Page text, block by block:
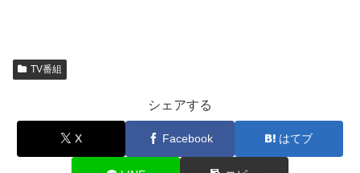
TV番組
シェアする
X Facebook はてブ